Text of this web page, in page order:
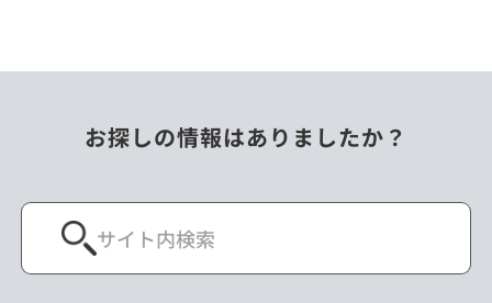
お探しの情報はありましたか？